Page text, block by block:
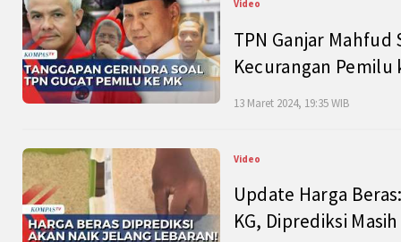
Video
TPN Ganjar Mahfud
Kecurangan Pemilu
13 Maret 2024, 19:35 WIB
Video
Update Harga
KG, Diprediksi